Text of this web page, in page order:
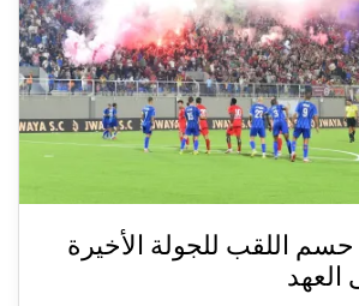
اللقب للجولة الأخيرة
العهد